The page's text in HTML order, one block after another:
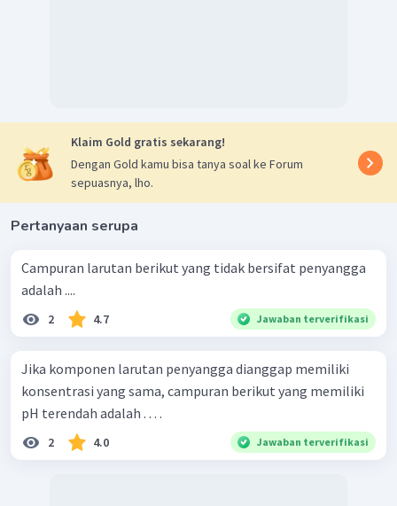
Klaim Gold gratis sekarang!
Dengan Gold kamu bisa tanya soal ke Forum
sepuasnya, lho.
Pertanyaan serupa
Campuran larutan berikut yang tidak bersifat penyangga
adalah ....
2 4.7 Jawaban terverifikasi
Jika komponen larutan penyangga dianggap memiliki
konsentrasi yang sama, campuran berikut yang memiliki
pH terendah adalah . . . .
2 4.0 Jawaban terverifikasi